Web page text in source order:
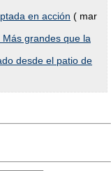
en acción ( mar
grandes que la
desde el patio de